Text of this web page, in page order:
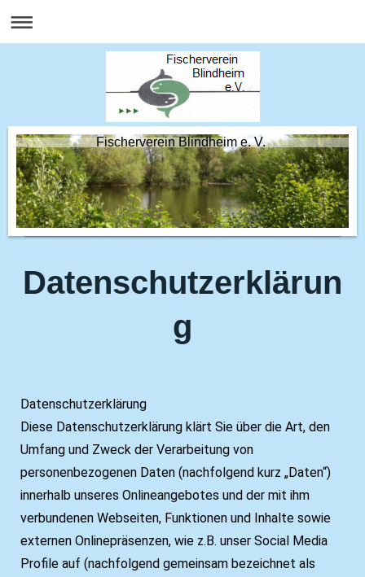
Fischerverein Blindheim e. V.
Datenschutzerklärun
g
Datenschutzerklärung
Diese Datenschutzerklärung klärt Sie über die Art, den
Umfang und Zweck der Verarbeitung von
personenbezogenen Daten (nachfolgend kurz „Daten“)
innerhalb unseres Onlineangebotes und der mit ihm
verbundenen Webseiten, Funktionen und Inhalte sowie
externen Onlinepräsenzen, wie z.B. unser Social Media
Profile auf (nachfolgend gemeinsam bezeichnet als